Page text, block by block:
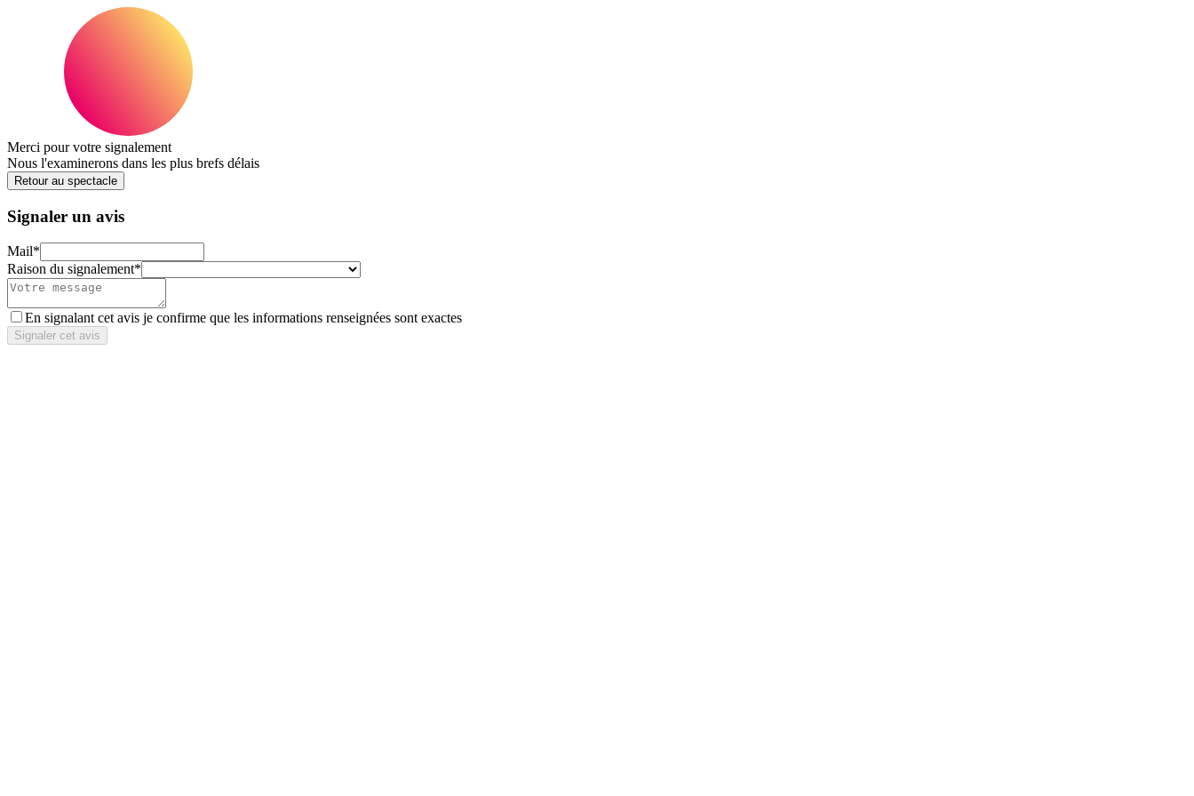
Merci pour votre signalement
Nous l'examinerons dans les plus brefs délais
Retour au spectacle
Signaler un avis
Mail*
Raison du signalement*
En signalant cet avis je confirme que les informations renseignées sont exactes
Signaler cet avis